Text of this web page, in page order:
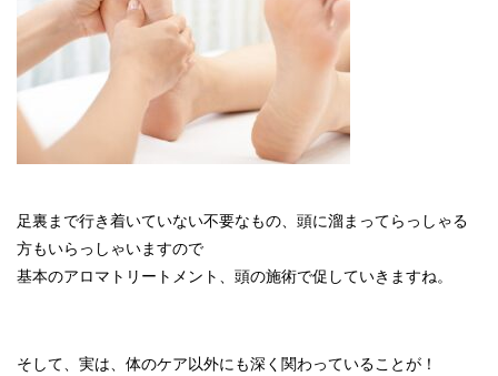
足裏まで行き着いていない不要なもの、頭に溜まってらっしゃる
方もいらっしゃいますので
基本のアロマトリートメント、頭の施術で促していきますね。
そして、実は、体のケア以外にも深く関わっていることが！